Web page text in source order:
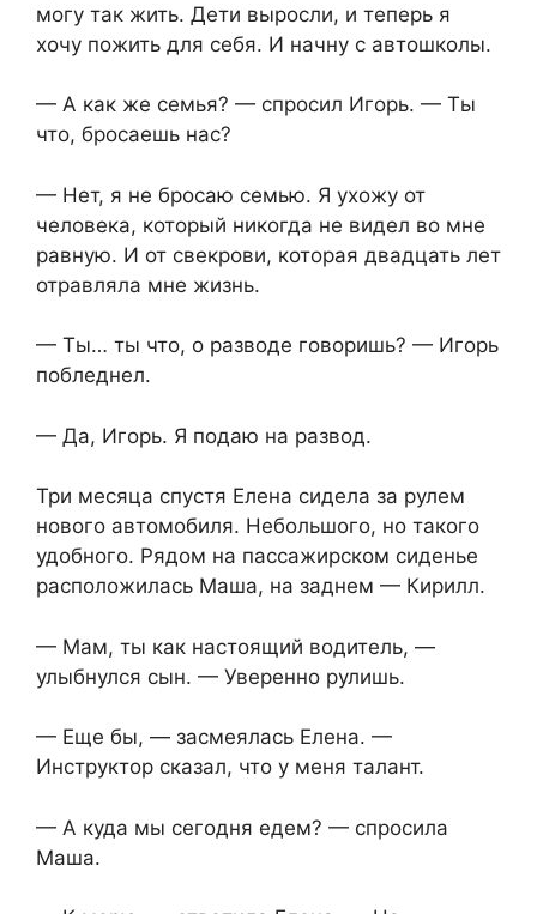
могу так жить. Дети выросли, и теперь я
хочу пожить для себя. И начну с автошколы.
— А как же семья? — спросил Игорь. — Ты
что, бросаешь нас?
— Нет, я не бросаю семью. Я ухожу от
человека, который никогда не видел во мне
равную. И от свекрови, которая двадцать лет
отравляла мне жизнь.
— Ты… ты что, о разводе говоришь? — Игорь
побледнел.
— Да, Игорь. Я подаю на развод.
Три месяца спустя Елена сидела за рулем
нового автомобиля. Небольшого, но такого
удобного. Рядом на пассажирском сиденье
расположилась Маша, на заднем — Кирилл.
— Мам, ты как настоящий водитель, —
улыбнулся сын. — Уверенно рулишь.
— Еще бы, — засмеялась Елена. —
Инструктор сказал, что у меня талант.
— А куда мы сегодня едем? — спросила
Маша.